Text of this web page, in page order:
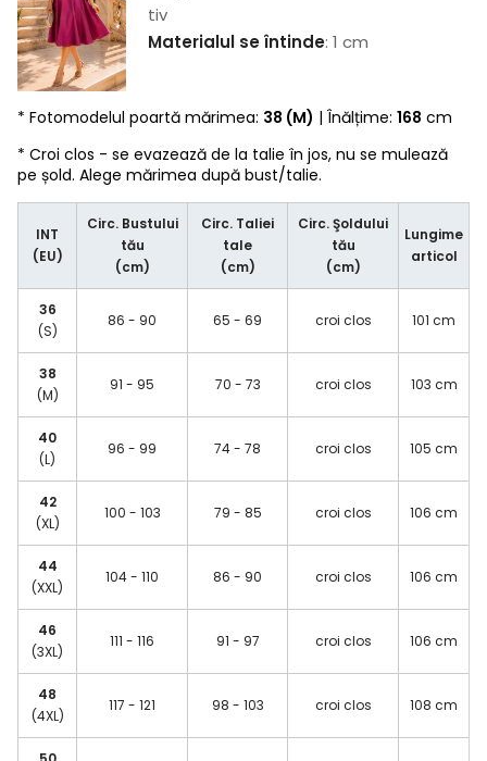
tiv
Materialul se întinde: 1 cm
* Fotomodelul poartă mărimea: 38 (M) | Înălțime: 168 cm
* Croi clos - se evazează de la talie în jos, nu se mulează
pe șold. Alege mărimea după bust/talie.
INT
(EU)
Circ. Bustului
tău
(cm)
Circ. Taliei
tale
(cm)
Circ. Şoldului
tău
(cm)
Lungime
articol
36
(S)
86 - 90 65 - 69 croi clos 101 cm
38
(M)
91 - 95 70 - 73 croi clos 103 cm
40
(L)
96 - 99 74 - 78 croi clos 105 cm
42
(XL)
100 - 103 79 - 85 croi clos 106 cm
44
(XXL)
104 - 110 86 - 90 croi clos 106 cm
46
(3XL)
111 - 116 91 - 97 croi clos 106 cm
48
(4XL)
117 - 121 98 - 103 croi clos 108 cm